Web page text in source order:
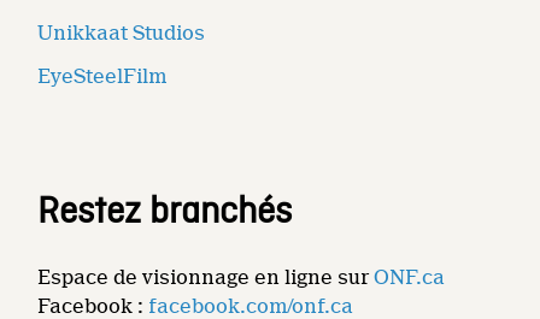
Unikkaat Studios
EyeSteelFilm
Restez branchés
Espace de visionnage en ligne surONF.ca
Facebook : facebook.com/onf.ca